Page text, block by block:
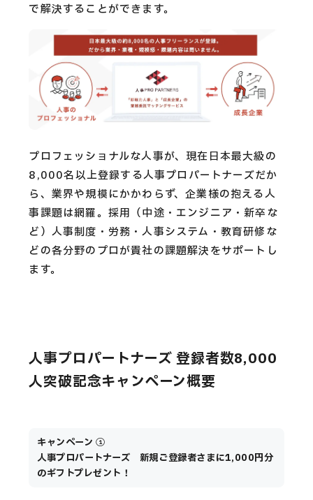
で解決することができます。
プロフェッショナルな人事が、現在日本最大級の
8,000名以上登録する人事プロパートナーズだか
ら、業界や規模にかかわらず、企業様の抱える人
事課題は網羅。採用（中途・エンジニア・新卒な
ど）人事制度・労務・人事システム・教育研修な
どの各分野のプロが貴社の課題解決をサポートし
ます。
人事プロパートナーズ 登録者数8,000
人突破記念キャンペーン概要
キャンペーン ①
人事プロパートナーズ 新規ご登録者さまに1,000円分
のギフトプレゼント！